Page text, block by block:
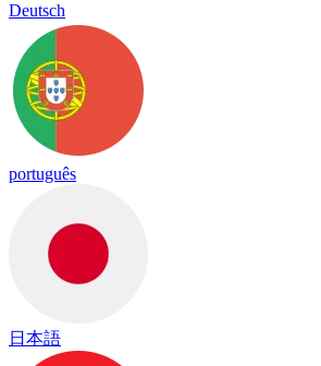
Deutsch
português
日本語